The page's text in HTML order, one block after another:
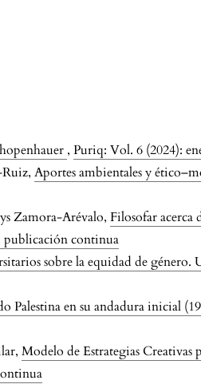
,Puriq: Vol. 6 (2024):
Ruiz,Aportes ambientales y
Zamora-Arévalo,Filosofar acerca
publicación continua
sobre la equidad de
Palestina en su andadura inicial
Modelo de Estrategias Creativas